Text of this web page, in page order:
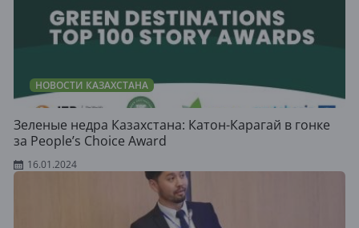
НОВОСТИ КАЗАХСТАНА
Зеленые недра Казахстана: Катон-Карагай в гонке
за People’s Choice Award
16.01.2024